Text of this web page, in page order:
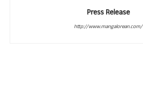
Press Release
http://www.mangalorean.com/